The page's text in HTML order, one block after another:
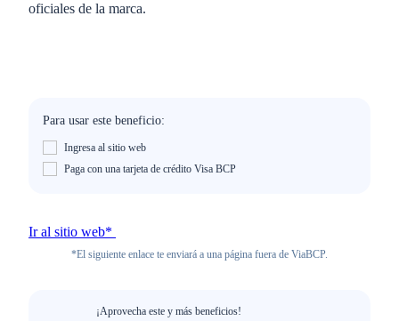
oficiales de la marca.
Para usar este beneficio:
Ingresa al sitio web
Paga con una tarjeta de crédito Visa BCP
Ir al sitio web*
*El siguiente enlace te enviará a una página fuera de ViaBCP.
¡Aprovecha este y más beneficios!